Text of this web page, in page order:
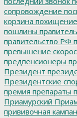
сопровождение
корзина похищение
пошлины
правительство РФ
превышение
предпенсионеры
Президент
Президентские
премия препараты
Приамурский
прививочная